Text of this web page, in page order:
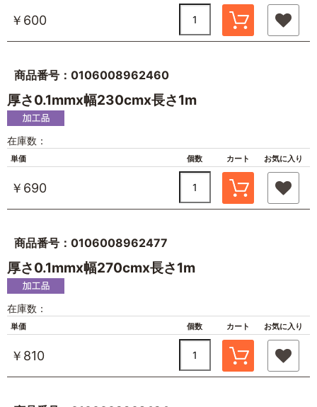
￥600
商品番号：0106008962460
厚さ0.1mmx幅230cmx長さ1m
在庫数：
単価 個数 カート お気に入り
￥690
商品番号：0106008962477
厚さ0.1mmx幅270cmx長さ1m
在庫数：
単価 個数 カート お気に入り
￥810